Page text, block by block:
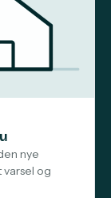
nye
og